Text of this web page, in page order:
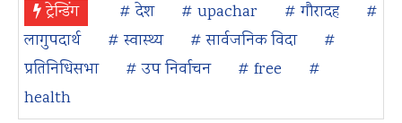
ट्रेन्डिंग # देश # upachar # गौरादह
#
लागुपदार्थ
# स्वास्थ्य # सार्वजनिक विदा
#
प्रतिनिधिसभा
# उप निर्वाचन # free
#
health